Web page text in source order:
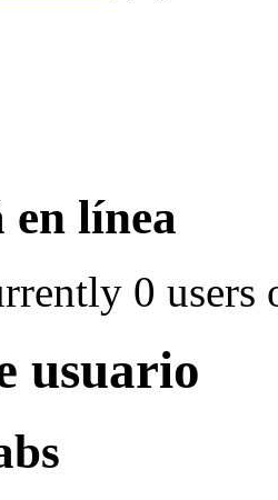
en línea
0 users
usuario